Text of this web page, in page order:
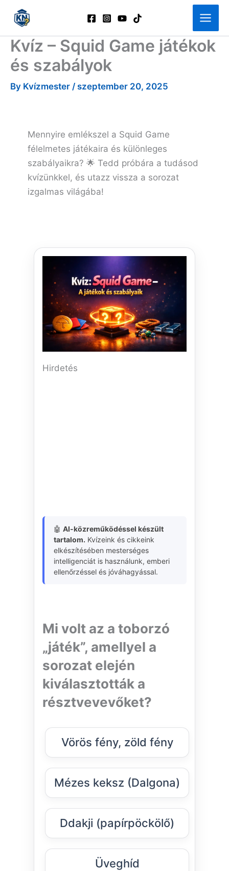
content
Kvíz – Squid Game játékok
és szabályok
By Kvízmester / szeptember 20, 2025
Mennyire emlékszel a Squid Game
félelmetes játékaira és különleges
szabályaikra? 🌟 Tedd próbára a tudásod
kvízünkkel, és utazz vissza a sorozat
izgalmas világába!
Hirdetés
🤖 AI-közreműködéssel készült
tartalom. Kvízeink és cikkeink
elkészítésében mesterséges
intelligenciát is használunk, emberi
ellenőrzéssel és jóváhagyással.
Mi volt az a toborzó
„játék”, amellyel a
sorozat elején
kiválasztották a
résztvevevőket?
Vörös fény, zöld fény
Mézes keksz (Dalgona)
Ddakji (papírpöckölő)
Üveghíd